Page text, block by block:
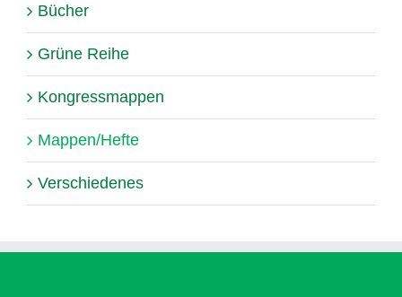
Bücher
Grüne Reihe
Kongressmappen
Mappen/Hefte
Verschiedenes